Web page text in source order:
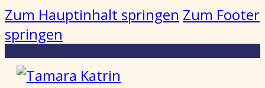
Zum Hauptinhalt springen Zum Footer
springen